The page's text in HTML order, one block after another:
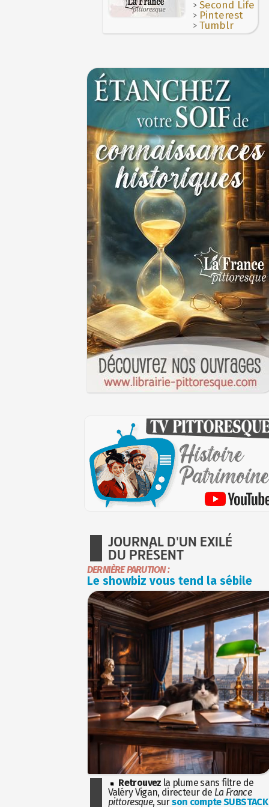
JOURNAL D'UN EXILÉ
DU PRÉSENT
DERNIÈRE PARUTION :
Le showbiz vous tend la sébile
Retrouvez la plume sans filtre de
Valéry Vigan, directeur de La France
pittoresque, surson compte SUBSTACK
>Second Life
> Pinterest
>Tumblr